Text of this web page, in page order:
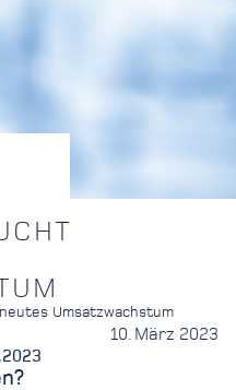
Umsatzwachstum
10. März 2023